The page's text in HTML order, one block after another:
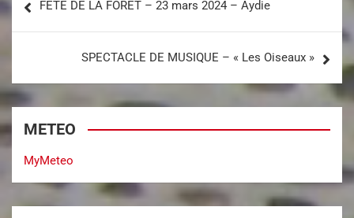
FETE DE LA FORET – 23 mars 2024 – Aydie
SPECTACLE DE MUSIQUE – « Les Oiseaux »
METEO
MyMeteo